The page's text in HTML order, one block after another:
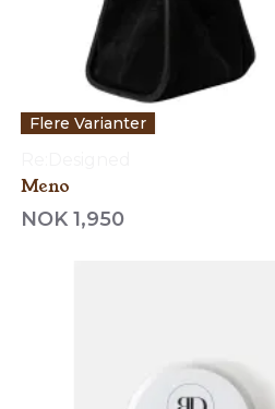
Flere Varianter
Meno
NOK 1,950